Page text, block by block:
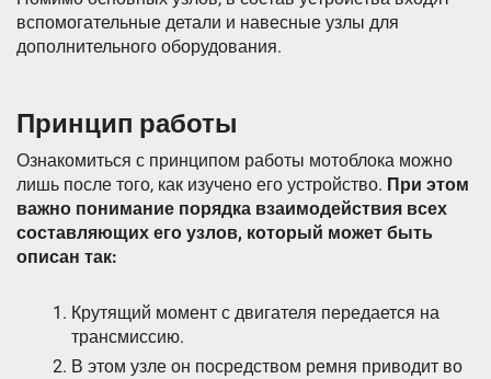
вспомогательные детали и навесные узлы для
дополнительного оборудования.
Принцип работы
Ознакомиться с принципом работы мотоблока можно
лишь после того, как изучено его устройство. При этом
важно понимание порядка взаимодействия всех
составляющих его узлов, который может быть
описан так:
Крутящий момент с двигателя передается на
трансмиссию.
В этом узле он посредством ремня приводит во